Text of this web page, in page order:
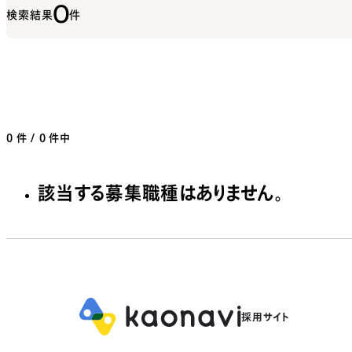
検索結果0件
0 件 / 0 件中
該当する募集職種はありません。